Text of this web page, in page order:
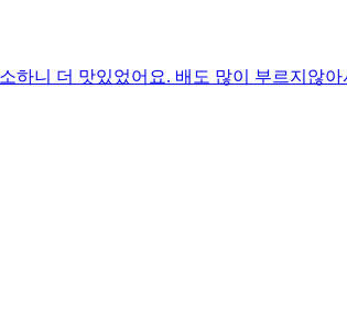
니 더 맛있었어요. 배도 많이 부르지않